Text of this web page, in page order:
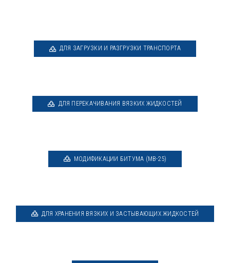
ДЛЯ ЗАГРУЗКИ И РАЗГРУЗКИ ТРАНСПОРТА
ДЛЯ ПЕРЕКАЧИВАНИЯ ВЯЗКИХ ЖИДКОСТЕЙ
МОДИФИКАЦИИ БИТУМА (MB-25)
ДЛЯ ХРАНЕНИЯ ВЯЗКИХ И ЗАСТЫВАЮЩИХ ЖИДКОСТЕЙ